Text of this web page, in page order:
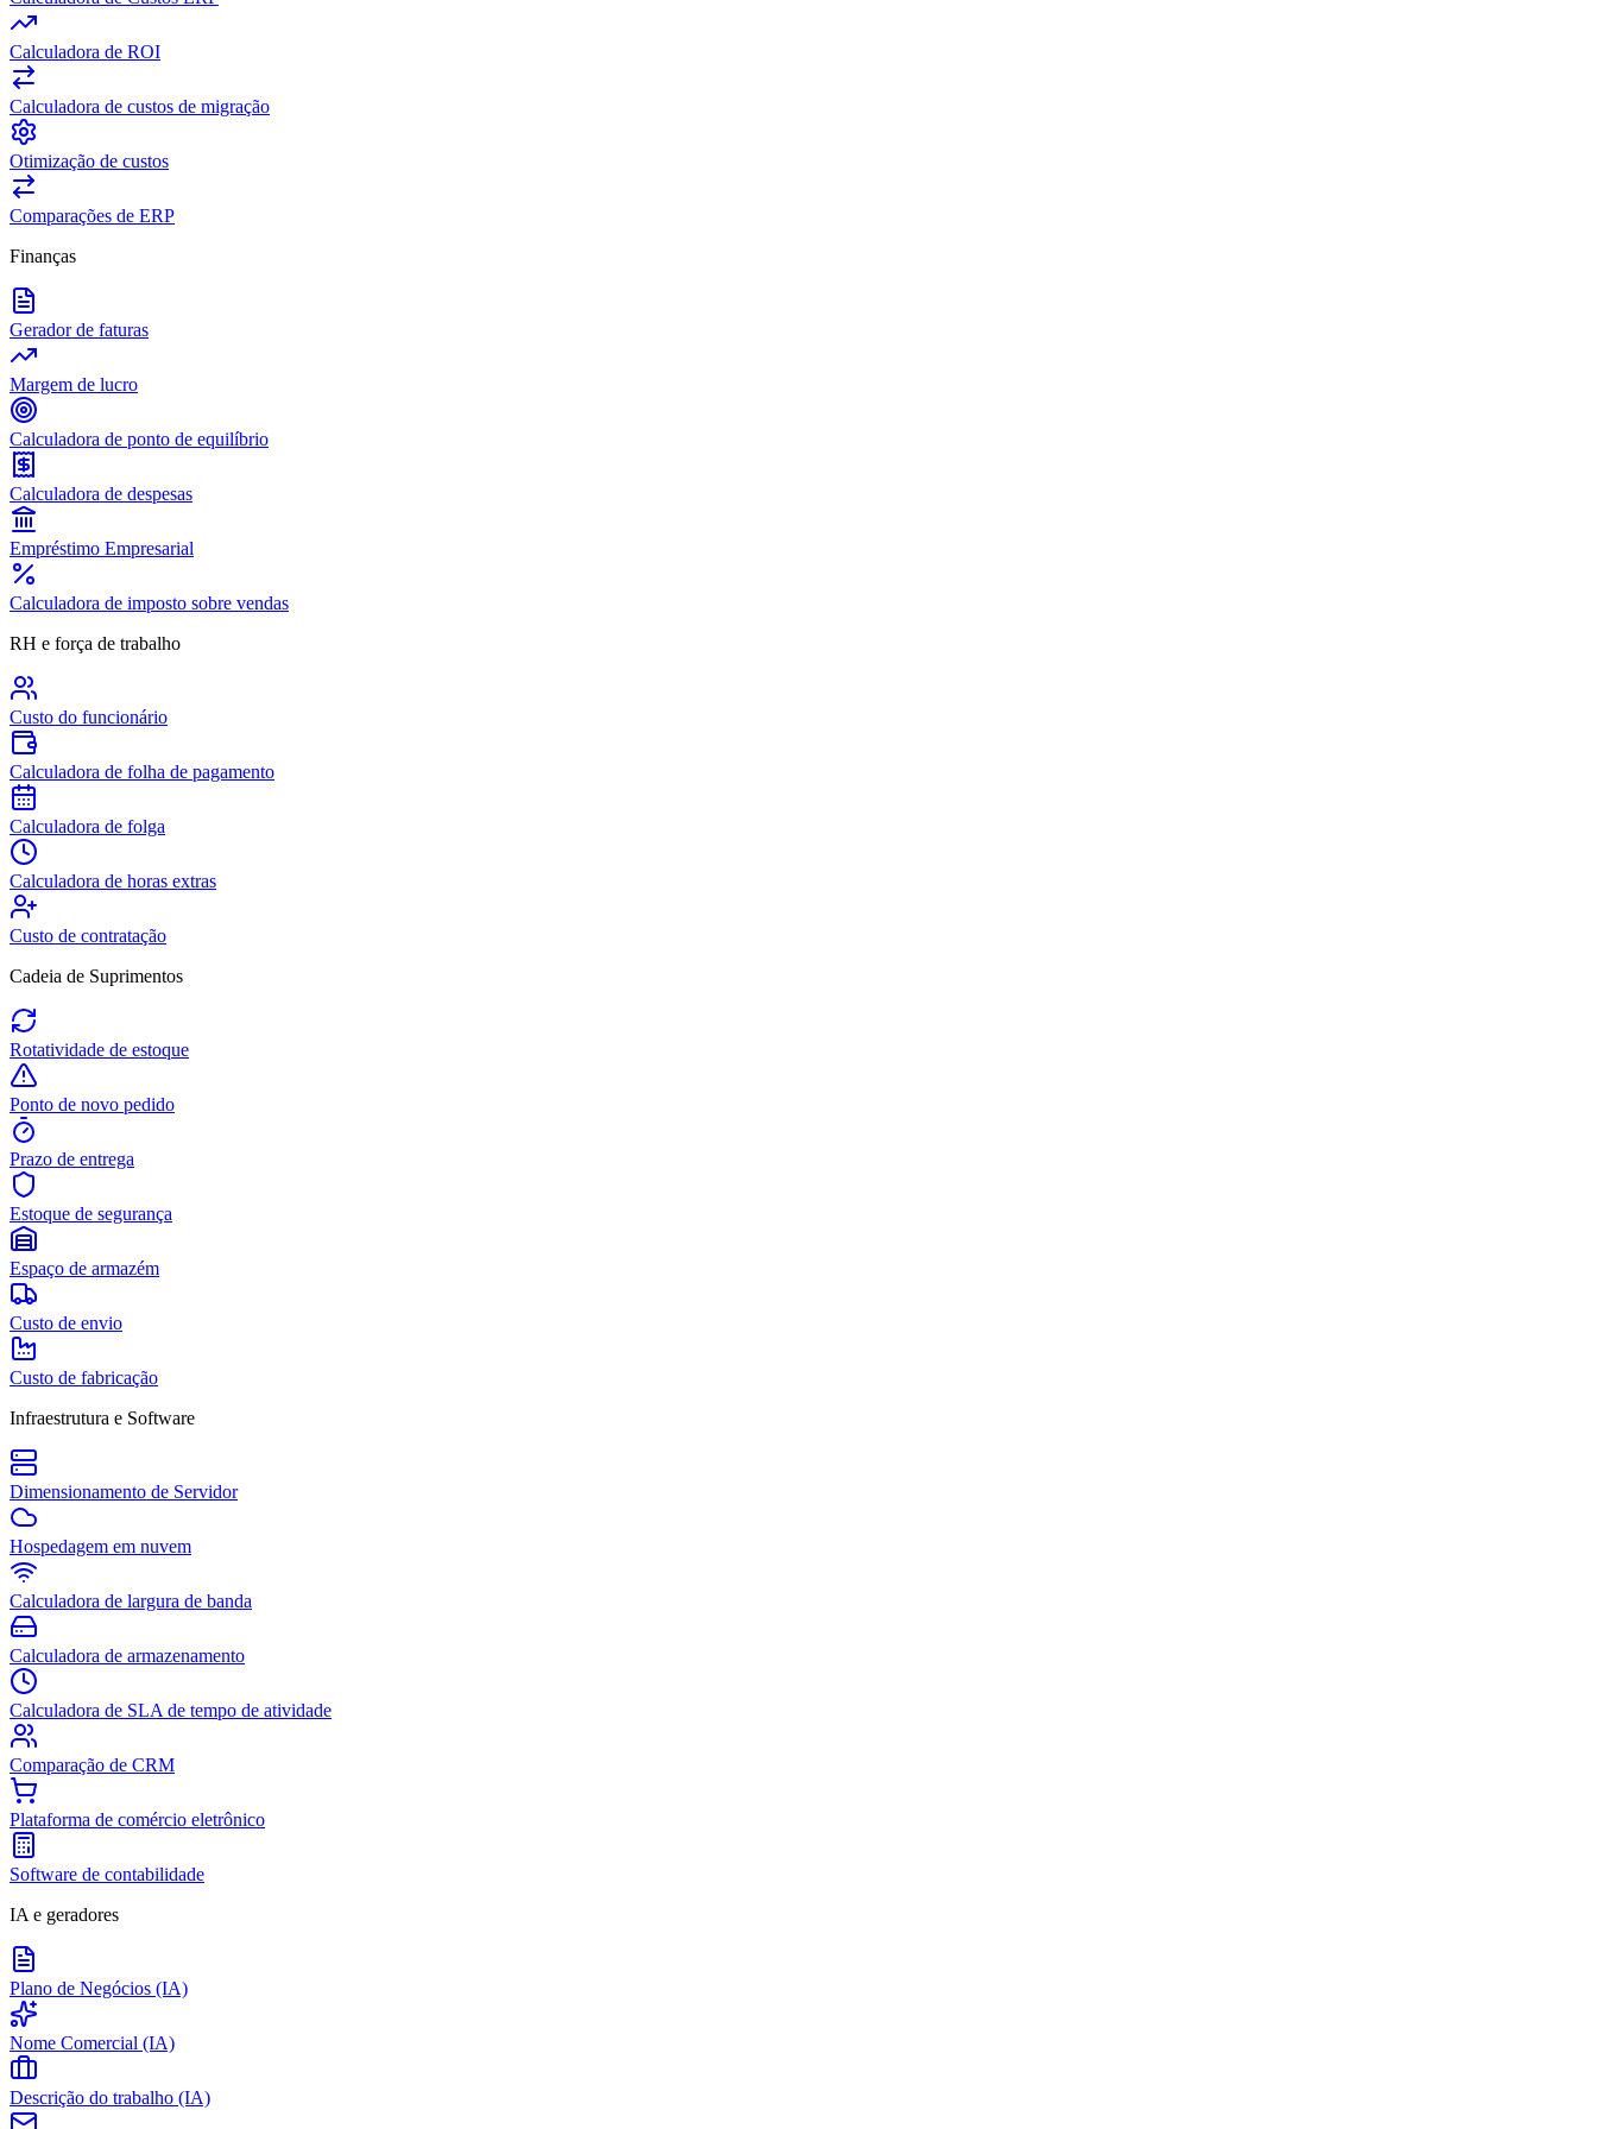
Calculadora de ROI
Calculadora de custos de migração
Otimização de custos
Comparações de ERP
Finanças
Gerador de faturas
Margem de lucro
Calculadora de ponto de equilíbrio
Calculadora de despesas
Empréstimo Empresarial
Calculadora de imposto sobre vendas
RH e força de trabalho
Custo do funcionário
Calculadora de folha de pagamento
Calculadora de folga
Calculadora de horas extras
Custo de contratação
Cadeia de Suprimentos
Rotatividade de estoque
Ponto de novo pedido
Prazo de entrega
Estoque de segurança
Espaço de armazém
Custo de envio
Custo de fabricação
Infraestrutura e Software
Dimensionamento de Servidor
Hospedagem em nuvem
Calculadora de largura de banda
Calculadora de armazenamento
Calculadora de SLA de tempo de atividade
Comparação de CRM
Plataforma de comércio eletrônico
Software de contabilidade
IA e geradores
Plano de Negócios (IA)
Nome Comercial (IA)
Descrição do trabalho (IA)